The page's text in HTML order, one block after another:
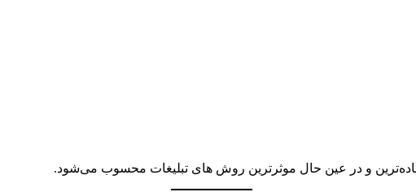
و در عین حال موثرترین روش های تبلیغات محسوب می‌شود.